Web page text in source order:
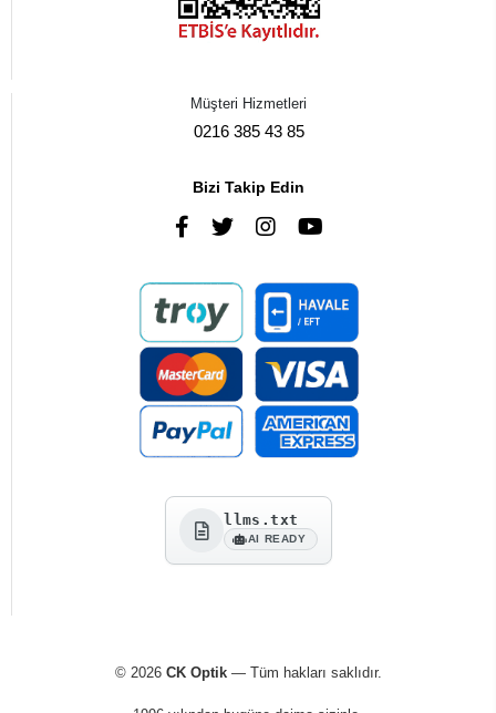
Müşteri Hizmetleri
0216 385 43 85
Bizi Takip Edin
llms.txt
AI READY
© 2026 CK Optik— Tüm hakları saklıdır.